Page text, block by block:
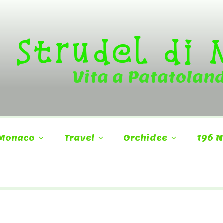
Strudel di
Vita a
Travel Orchidee 196